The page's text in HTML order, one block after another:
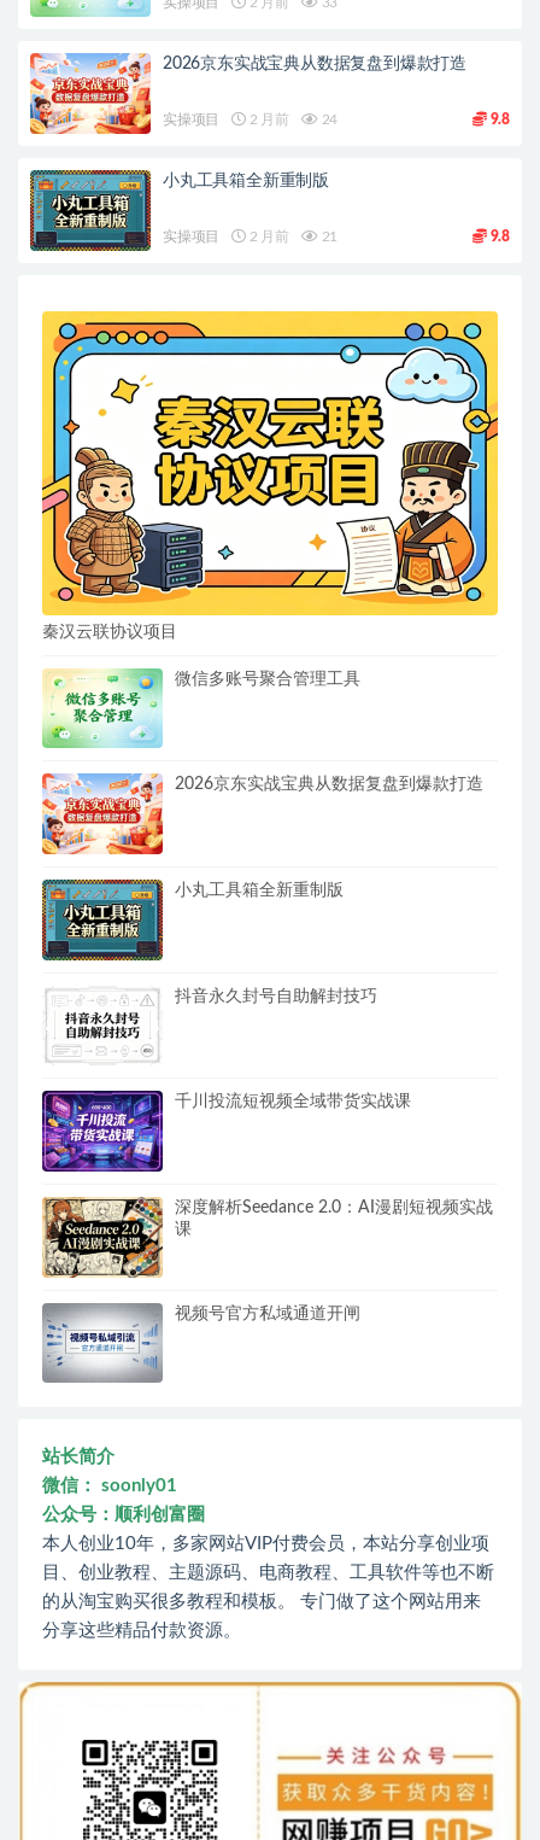
实操项目 2 月前 33
2026京东实战宝典从数据复盘到爆款打造
实操项目 2 月前 24 9.8
小丸工具箱全新重制版
实操项目 2 月前 21 9.8
秦汉云联协议项目
微信多账号聚合管理工具
2026京东实战宝典从数据复盘到爆款打造
小丸工具箱全新重制版
抖音永久封号自助解封技巧
千川投流短视频全域带货实战课
深度解析Seedance 2.0：AI漫剧短视频实战
课
视频号官方私域通道开闸
站长简介
微信： soonly01
公众号：顺利创富圈
本人创业10年，多家网站VIP付费会员，本站分享创业项
目、创业教程、主题源码、电商教程、工具软件等也不断
的从淘宝购买很多教程和模板。 专门做了这个网站用来
分享这些精品付款资源。